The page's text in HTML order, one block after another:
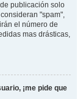
publicación solo
"spam",
el número de
mas drásticas,
¡me pide que